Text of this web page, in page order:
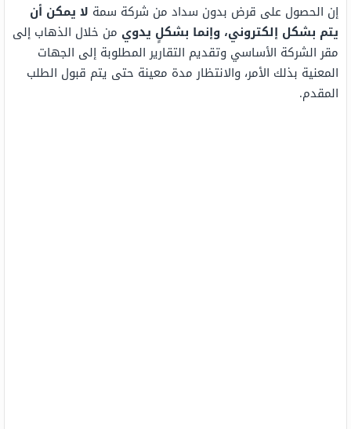
إن الحصول على قرض بدون سداد من شركة سمة لا يمكن أن
يتم بشكل إلكتروني، وإنما بشكلٍ يدوي من خلال الذهاب إلى
مقر الشركة الأساسي وتقديم التقارير المطلوبة إلى الجهات
المعنية بذلك الأمر، والانتظار مدة معينة حتى يتم قبول الطلب
المقدم.